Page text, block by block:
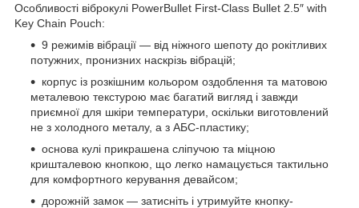
Особливості віброкулі PowerBullet First-Class Bullet 2.5″ with
Key Chain Pouch:
9 режимів вібрації — від ніжного шепоту до рокітливих
потужних, пронизних наскрізь вібрацій;
корпус із розкішним кольором оздоблення та матовою
металевою текстурою має багатий вигляд і завжди
приємної для шкіри температури, оскільки виготовлений
не з холодного металу, а з АБС-пластику;
основа кулі прикрашена сліпучою та міцною
кришталевою кнопкою, що легко намацується тактильно
для комфортного керування девайсом;
дорожній замок — затисніть і утримуйте кнопку-